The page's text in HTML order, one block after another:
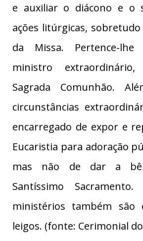
e auxiliar o diácono e o
ações litúrgicas,
da Missa. Pertence-lhe
ministro
Sagrada Comunhão.
circunstâncias
encarregado de expor e
Eucaristia para adoração
mas não de dar a
Santíssimo
ministérios também são
leigos. (fonte: Cerimonial